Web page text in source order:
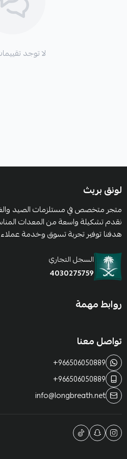
تجمع بين الأداء العالي والمظهر
لا توجد
لونق بريث
متجر متخصص في مستلزمات الصيد
نقدم تشكيلة واسعة من المعدات
هدفنا توفير تجربة تسوق وخدمة
السجل التجاري
4030275759
روابط مهمة
تواصل معنا
+966506050889
+966506050889
info@longbreath.net